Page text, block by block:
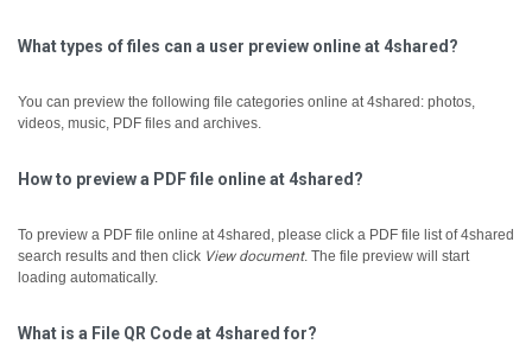
What types of files can a user preview online at 4shared?
You can preview the following file categories online at 4shared: photos,
videos, music, PDF files and archives.
How to preview a PDF file online at 4shared?
To preview a PDF file online at 4shared, please click a PDF file list of 4shared
search results and then click View document. The file preview will start
loading automatically.
What is a File QR Code at 4shared for?